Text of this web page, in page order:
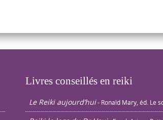
Livres conseillés en reiki
Le Reiki aujourd’hui - Ronald Mary, éd. Le